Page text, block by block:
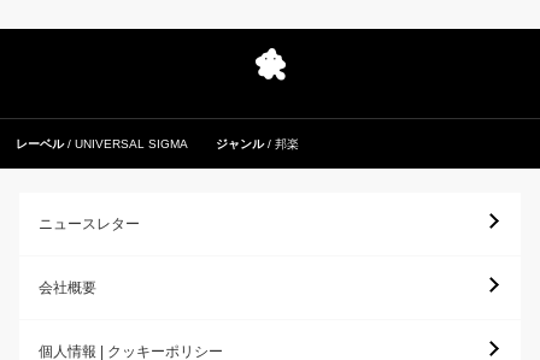
レーベル UNIVERSAL SIGMA ジャンル 邦楽
ニュースレター
会社概要
個人情報 | クッキーポリシー